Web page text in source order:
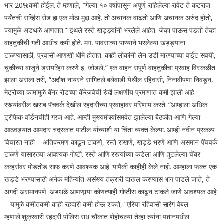
भार 20%कमी होईल. ते म्हणाले, “गेल्या १० वर्षांपासून अपूर्ण राहिलेल्या रावेट ते कटराज
पर्यंतची सर्व्हिस रोड हा एक मोठा मुद्दा आहे. तो अचानक वाढतो आणि अचानक अरुंद होतो,
ज्यामुळे अडथळे आणतात.”“इथले रस्ते खड्ड्यांनी भरलेले आहेत. जेव्हा पाऊस पडतो तेव्हा
वाहतुकीची गती आधीच कमी होते. मग, पावसाच्या पाण्याने भरलेल्या खड्ड्यांना
टाळण्यासाठी, प्रवासी आणखी धीमे होतात. काही लोकांनी लेन उडी मारण्याच्या वाईट सवयी,
चुकीच्या बाजूने ड्रायव्हिंग करणे इ. जोडले,” एक वाहन संपूर्ण वाहतुकीचा प्रवाह विस्कळीत
झाला असला तरी, “अदौश नायरने सांगितले.बलेवाडी येथील रहिवासी, निनावीपणा निवडून,
मेट्रोच्या कामामुळे बॅनर रोडच्या कॅरेजवेची रुंदी लक्षणीय प्रमाणात कमी झाली आहे.
रस्त्यांवरील खराब पॅचवर्क देखील रहदारीच्या प्रवाहावर परिणाम करते. “आम्हाला अधिक
ट्रॅफिक वॉर्डनचीही गरज आहे. आम्ही मुख्यमंत्र्यांसमवेत झालेल्या बैठकीत आणि गेल्या
आठवड्यात आमदार चंद्रकांत पाटील यांच्याशी या चिंता व्यक्त केल्या. आम्ही नवीन प्रकल्प
विचारत नाही – अतिक्रमण काढून टाकणे, रस्ते राखणे, खड्डे भरणे आणि असमान पॅचवर्क
टाळणे यासारख्या आवश्यक गोष्टी. रस्ते आणि रस्त्यांच्या कडेला आणि तुटलेल्या चेंबर
कव्हर्सवर मोडतोड साफ करणे आवश्यक आहे. यापैकी काहीही केले नाही. आम्हाला फक्त एक
खड्डे भरण्यासाठी अनेक महिन्यांत असंख्य तक्रारी दाखल करण्यास भाग पाडले जाते, ते
अगदी असमानपणे. अडथळे आणणार्‍या कोणत्याही गोष्टीस काढून टाकले जाणे आवश्यक आहे
– यामुळे कमीतकमी काही रहदारी कमी होऊ शकते, “एरिया रहिवासी सारंग वेबल
म्हणाले.शुक्रवारी रहदारी पोलिस राध चौकात पोहोचल्या तेव्हा त्यांना पशानमधील